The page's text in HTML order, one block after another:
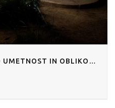
AKADEMIJA ZA LIKOVNO UMETNOST IN OBLIKOVANJE: GOJIŠČE MDXV